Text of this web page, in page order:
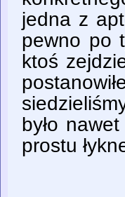
jedna z
pewno po
ktoś
było
prostu